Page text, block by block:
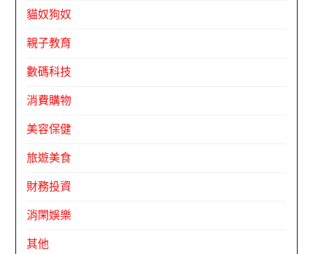
貓奴狗奴
親子教育
數碼科技
消費購物
美容保健
旅遊美食
財務投資
消閑娛樂
其他